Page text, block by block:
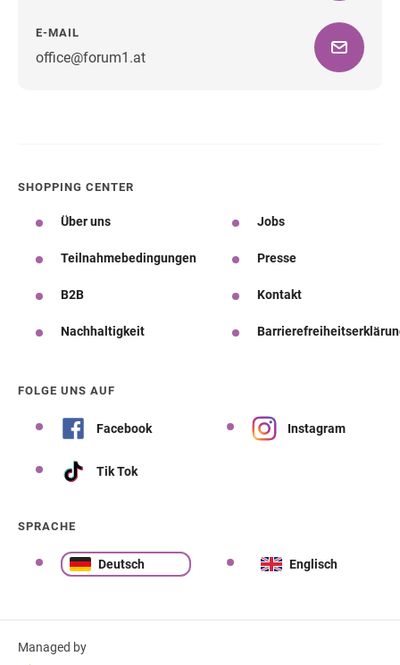
E-MAIL
office@forum1.at
SHOPPING CENTER
Über uns Jobs
Teilnahmebedingungen Presse
B2B Kontakt
Nachhaltigkeit
FOLGE UNS AUF
Facebook Instagram
Tik Tok
SPRACHE
Deutsch Englisch
Managed by